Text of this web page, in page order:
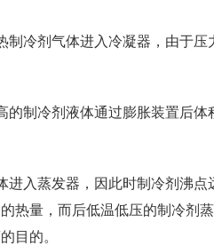
制冷剂气体进入冷凝器，由于压
的制冷剂液体通过膨胀装置后
进入蒸发器，因此时制冷剂沸
热量，而后低温低压的制冷剂
目的。